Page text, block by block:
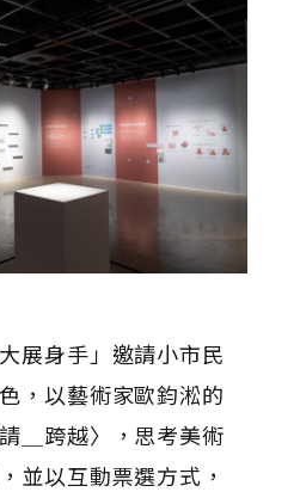
展身手」邀請小市民
，以藝術家歐鈞淞的
＿跨越〉，思考美術
並以互動票選方式，